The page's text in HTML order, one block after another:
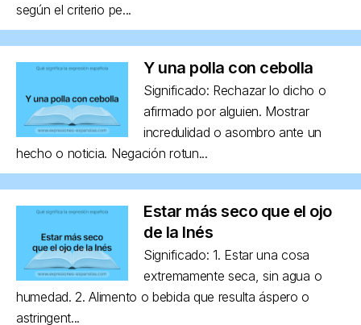
según el criterio pe...
Y una polla con cebolla
Significado: Rechazar lo dicho o
afirmado por alguien. Mostrar
incredulidad o asombro ante un
hecho o noticia. Negación rotun...
Estar más seco que el ojo
de la Inés
Significado: 1. Estar una cosa
extremamente seca, sin agua o
humedad. 2. Alimento o bebida que resulta áspero o
astringent...